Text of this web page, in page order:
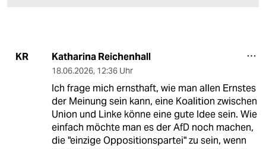
KR Katharina Reichenhall
18.06.2026, 12:36 Uhr
Ich frage mich ernsthaft, wie man allen Ernstes
der Meinung sein kann, eine Koalition zwischen
Union und Linke könne eine gute Idee sein. Wie
einfach möchte man es der AfD noch machen,
die "einzige Oppositionspartei" zu sein, wenn